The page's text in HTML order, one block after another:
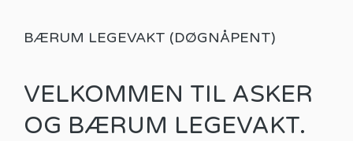
BÆRUM LEGEVAKT (DØGNÅPENT)
VELKOMMEN TIL ASKER
OG BÆRUM LEGEVAKT.